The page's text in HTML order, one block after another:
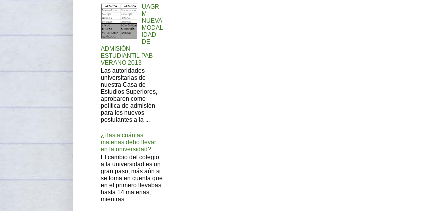
UAGR
M
NUEVA
MODAL
IDAD
DE
ADMISIÓN
ESTUDIANTIL PAB
VERANO 2013
Las autoridades
universitarias de
nuestra Casa de
Estudios Superiores,
aprobaron como
política de admisión
para los nuevos
postulantes a la ...
¿Hasta cuántas
materias debo llevar
en la universidad?
El cambio del colegio
a la universidad es un
gran paso, más aún si
se toma en cuenta que
en el primero llevabas
hasta 14 materias,
mientras ...